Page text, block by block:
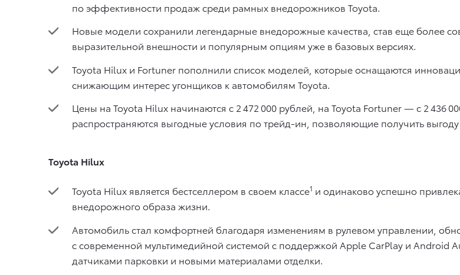
по эффективности продаж среди рамных внедорожников Toyota.
Новые модели сохранили легендарные внедорожные качества, став еще более
выразительной внешности и популярным опциям уже в базовых версиях.
Toyota Hilux и Fortuner пополнили список моделей, которые оснащаются
снижающим интерес угонщиков к автомобилям Toyota.
Цены на Toyota Hilux начинаются с 2 472 000 рублей, на Toyota Fortuner — c 2 436
распространяются выгодные условия по трейд-ин, позволяющие получить выгоду
Toyota Hilux
Toyota Hilux является бестселлером в своем классе1 и одинаково успешно
внедорожного образа жизни.
Автомобиль стал комфортней благодаря изменениям в рулевом управлении,
с современной мультимедийной системой с поддержкой Apple CarPlay и
датчиками парковки и новыми материалами отделки.